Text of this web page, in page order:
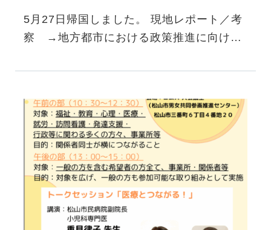
5月27日帰国しました。 現地レポート／考
察 →地方都市における政策推進に向けて
bculinary.com/es/home 世…